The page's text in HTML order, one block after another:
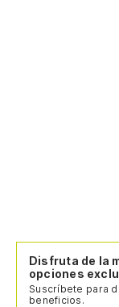
Disfruta de la
opciones
Suscríbete para
beneficios.